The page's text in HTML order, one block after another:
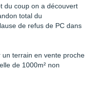
du coup on a découvert
total du
de refus de PC dans
terrain en vente proche
de 1000m² non